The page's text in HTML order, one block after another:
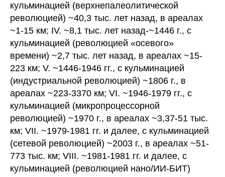
кульминацией (верхнепалеолитической
революцией) ~40,3 тыс. лет назад, в ареалах
~1-15 км; IV. ~8,1 тыс. лет назад-~1446 г., с
кульминацией (революцией «осевого»
времени) ~2,7 тыс. лет назад, в ареалах ~15-
223 км; V. ~1446-1946 гг., с кульминацией
(индустриальной революцией) ~1806 г., в
ареалах ~223-3370 км; VI. ~1946-1979 гг., с
кульминацией (микропроцессорной
революцией) ~1970 г., в ареалах ~3,37-51 тыс.
км; VII. ~1979-1981 гг. и далее, с кульминацией
(сетевой революцией) ~2003 г., в ареалах ~51-
773 тыс. км; VIII. ~1981-1981 гг. и далее, с
кульминацией (революцией нано/ИИ-БИТ)